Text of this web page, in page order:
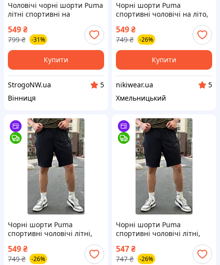
Чоловічі чорні шорти Puma
літні спортивні на
шорти Пума чорного
кольору на літо Темне Лого
549₴
799 ₴ -31%
Купити
StrogoNW.ua
5
Вінниця
Чорні шорти Puma
спортивні чоловічі на літо,
чорного кольору на
шнурівці
549₴
749 ₴ -26%
Купити
nikiwear.ua
5
Хмельницький
Чорні шорти Puma
спортивні чоловічі літні,
чорного кольору (Темний
лого)
549₴
749 ₴ -26%
Чорні шорти Puma
спортивні чоловічі літні,
чорного кольору (Темний
лого) tdprbl
547₴
747 ₴ -26%